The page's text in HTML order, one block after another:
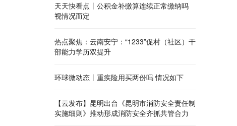
天天快看点丨公积金补缴算连续正常缴纳吗
视情况而定
热点聚焦：云南安宁：“1233”促村（社区）干
部能力学历双提升
环球微动态丨重疾险用买两份吗 情况如下
【云发布】昆明出台《昆明市消防安全责任制
实施细则》推动形成消防安全齐抓共管合力